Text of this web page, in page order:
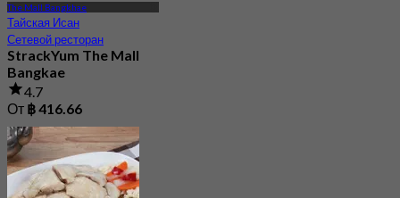
The Mall Bangkhae
Тайская Исан
Сетевой ресторан
StrackYum The Mall
Bangkae
4.7
От ฿ 416.66